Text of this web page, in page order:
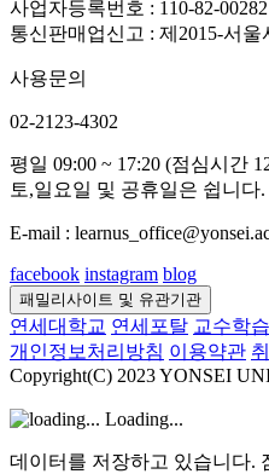
사업자등록번호 : 110-82-00282
통신판매업신고 : 제2015-서울
사용문의
02-2123-4302
평일 09:00 ~ 17:20 (점심시간
토,일요일 및 공휴일은 쉽니다.
E-mail :
facebook instagram blog
패밀리사이트 및 유관기관
연세대학교 연세포탈 교수학
개인정보처리방침 이용약관
Copyright(C) 2023 YONSEI
Loading...
데이터를 저장하고 있습니다.